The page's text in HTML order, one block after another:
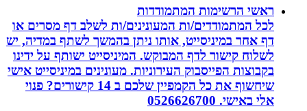
ראשי הרשימות המתמודדות
לכל המתמודדים/ות המעונינים/ות לשלב דף מסרים או
דף אחר במיניסייט, אותו ניתן בהמשך לשתף במדיה, יש
לשלוח קישור לדף המבוקש. המיניסייט ישותף על ידינו
בקבוצות הפייסבוק העירוניות. מעונינים במיניסייט אישי
שיחשוף את כל הקמפיין שלכם ב 14 קישורים? פנוי
אלי באישי. 0526626700